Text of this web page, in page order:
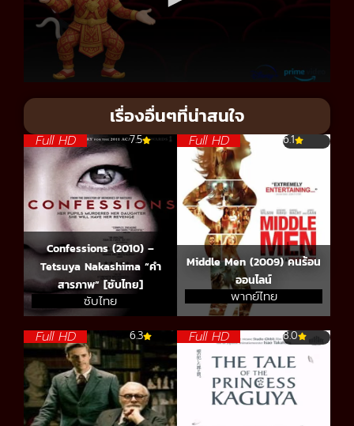
เรื่องอื่นๆที่น่าสนใจ
Full HD 7.5
Confessions (2010) –
Tetsuya Nakashima “คํา
สารภาพ” [ซับไทย]
ซับไทย
Full HD 6.1
Middle Men (2009) คนร้อน
ออนไลน์
พากย์ไทย
Full HD 6.3 Full HD 8.0